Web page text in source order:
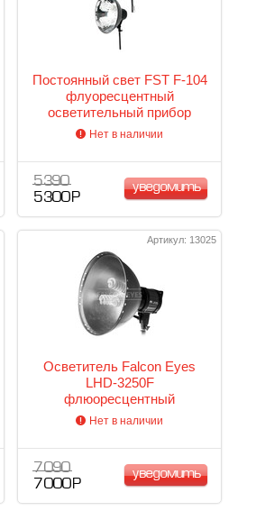
Постоянный свет FST F-104
флуоресцентный
осветительный прибор
Нет в наличии
5 390
5 300 Р
уведомить
Артикул: 13025
Осветитель Falcon Eyes
LHD-3250F
флюоресцентный
Нет в наличии
7 090
7 000 Р
уведомить